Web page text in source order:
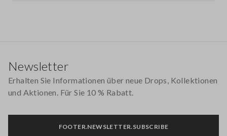
Newsletter
Erhalten Sie Informationen über neue Drops, Kollektionen
und Aktionen. Für Sie 10 % Rabatt.
FOOTER.NEWSLETTER.SUBSCRIBE